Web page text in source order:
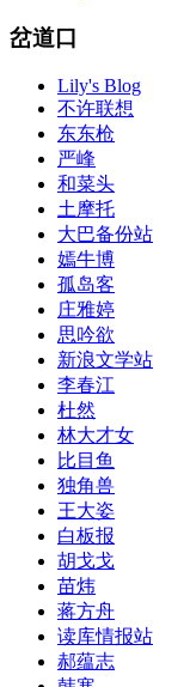
岔道口
Lily's Blog
不许联想
东东枪
严峰
和菜头
土摩托
大巴备份站
嫣牛博
孤岛客
庄雅婷
思吟欲
新浪文学站
李春江
杜然
林大才女
比目鱼
独角兽
王大姿
白板报
胡戈戈
苗炜
蒋方舟
读库情报站
郝蕴志